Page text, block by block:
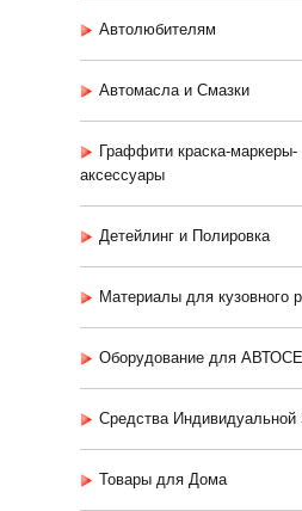
Автолюбителям
Автомасла и Смазки
Граффити краска-маркеры-
аксессуары
Детейлинг и Полировка
Материалы для кузовного
Оборудование для
Средства
Товары для Дома